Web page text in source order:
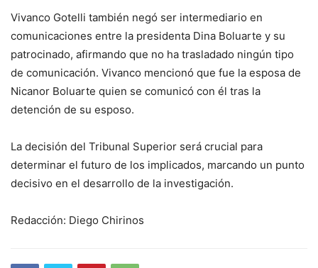
Vivanco Gotelli también negó ser intermediario en
comunicaciones entre la presidenta Dina Boluarte y su
patrocinado, afirmando que no ha trasladado ningún tipo
de comunicación. Vivanco mencionó que fue la esposa de
Nicanor Boluarte quien se comunicó con él tras la
detención de su esposo.
La decisión del Tribunal Superior será crucial para
determinar el futuro de los implicados, marcando un punto
decisivo en el desarrollo de la investigación.
Redacción: Diego Chirinos